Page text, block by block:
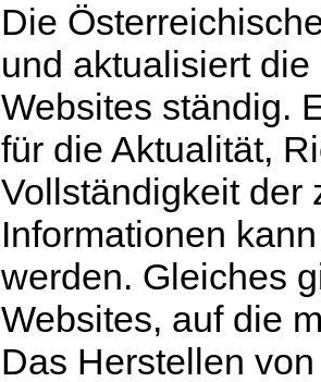
Die
und aktualisiert
Websites ständig.
für die Aktualität,
Vollständigkeit der
Informationen
werden. Gleiches
Websites, auf die
Das Herstellen